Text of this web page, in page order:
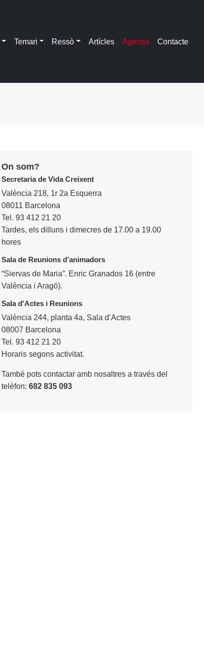
Temari Ressò Artícles Agenda Contacte
On som?
Secretaria de Vida Creixent
València 218, 1r 2a Esquerra
08011 Barcelona
Tel. 93 412 21 20
Tardes, els dilluns i dimecres de 17.00 a 19.00
hores
Sala de Reunions d’animadors
“Siervas de Maria”. Enric Granados 16 (entre
València i Aragó).
Sala d'Actes i Reunions
València 244, planta 4a, Sala d’Actes
08007 Barcelona
Tel. 93 412 21 20
Horaris segons activitat.
També pots contactar amb nosaltres a través del
telèfon: 682 835 093